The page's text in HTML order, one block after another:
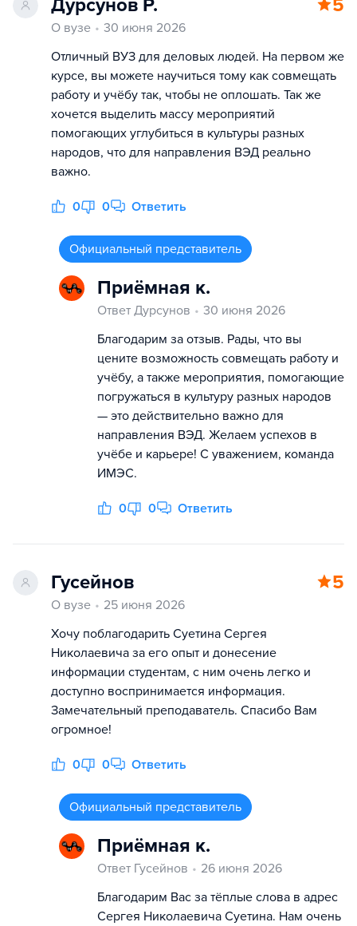
Дурсунов Р. 5
О вузе
30 июня 2026
Отличный ВУЗ для деловых людей. На первом же
курсе, вы можете научиться тому как совмещать
работу и учёбу так, чтобы не оплошать. Так же
хочется выделить массу мероприятий
помогающих углубиться в культуры разных
народов, что для направления ВЭД реально
важно.
0 0 Ответить
Официальный представитель
Приёмная к.
Ответ Дурсунов
30 июня 2026
Благодарим за отзыв. Рады, что вы
цените возможность совмещать работу и
учёбу, а также мероприятия, помогающие
погружаться в культуру разных народов
— это действительно важно для
направления ВЭД. Желаем успехов в
учёбе и карьере! С уважением, команда
ИМЭС.
0 0 Ответить
Гусейнов 5
О вузе
25 июня 2026
Хочу поблагодарить Суетина Сергея
Николаевича за его опыт и донесение
информации студентам, с ним очень легко и
доступно воспринимается информация.
Замечательный преподаватель. Спасибо Вам
огромное!
0 0 Ответить
Официальный представитель
Приёмная к.
Ответ Гусейнов
26 июня 2026
Благодарим Вас за тёплые слова в адрес
Сергея Николаевича Суетина. Нам очень